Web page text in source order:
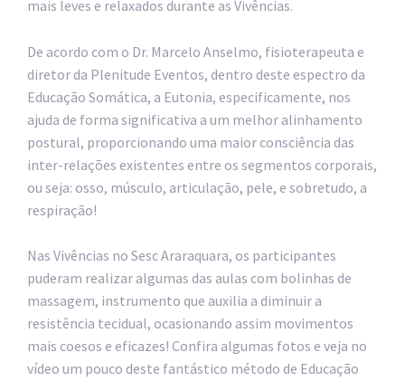
mais leves e relaxados durante as Vivências.
De acordo com o Dr. Marcelo Anselmo, fisioterapeuta e
diretor da Plenitude Eventos, dentro deste espectro da
Educação Somática, a Eutonia, especificamente, nos
ajuda de forma significativa a um melhor alinhamento
postural, proporcionando uma maior consciência das
inter-relações existentes entre os segmentos corporais,
ou seja: osso, músculo, articulação, pele, e sobretudo, a
respiração!
Nas Vivências no Sesc Araraquara, os participantes
puderam realizar algumas das aulas com bolinhas de
massagem, instrumento que auxilia a diminuir a
resistência tecidual, ocasionando assim movimentos
mais coesos e eficazes! Confira algumas fotos e veja no
vídeo um pouco deste fantástico método de Educação